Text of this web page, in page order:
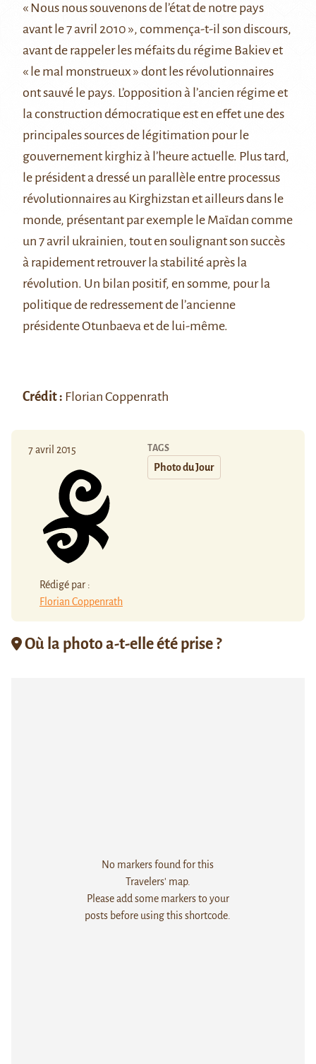
« Nous nous souvenons de l’état de notre pays
avant le 7 avril 2010 », commença-t-il son discours,
avant de rappeler les méfaits du régime Bakiev et
« le mal monstrueux » dont les révolutionnaires
ont sauvé le pays. L’opposition à l’ancien régime et
la construction démocratique est en effet une des
principales sources de légitimation pour le
gouvernement kirghiz à l’heure actuelle. Plus tard,
le président a dressé un parallèle entre processus
révolutionnaires au Kirghizstan et ailleurs dans le
monde, présentant par exemple le Maïdan comme
un 7 avril ukrainien, tout en soulignant son succès
à rapidement retrouver la stabilité après la
révolution. Un bilan positif, en somme, pour la
politique de redressement de l’ancienne
présidente Otunbaeva et de lui-même.
Crédit : Florian Coppenrath
7 avril 2015
Rédigé par :
Florian Coppenrath
TAGS
Photo du Jour
Où la photo a-t-elle été prise ?
No markers found for this
Travelers' map.
Please add some markers to your
posts before using this shortcode.